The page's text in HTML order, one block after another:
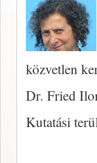
közvetlen
Dr. Fried
Kutatási